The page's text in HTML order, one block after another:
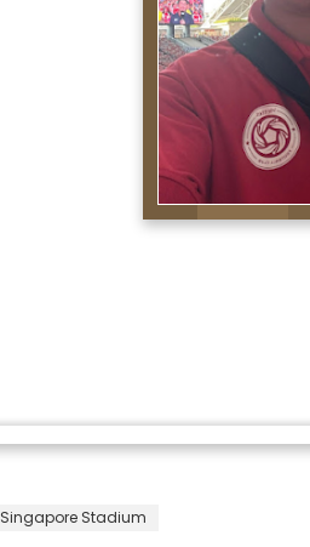
Singapore Stadium